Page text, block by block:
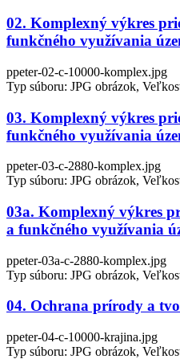
02. Komplexný výkres
funkčného využívania
ppeter-02-c-10000-komplex.jpg
Typ súboru: JPG obrázok,
03. Komplexný výkres
funkčného využívania
ppeter-03-c-2880-komplex.jpg
Typ súboru: JPG obrázok,
03a. Komplexný výkres
a funkčného využívania
ppeter-03a-c-2880-komplex.jpg
Typ súboru: JPG obrázok,
04. Ochrana prírody a
ppeter-04-c-10000-krajina.jpg
Typ súboru: JPG obrázok,